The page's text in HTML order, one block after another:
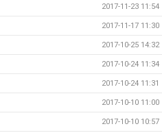
2017-11-23 11:54
2017-11-17 11:30
2017-10-25 14:32
2017-10-24 11:34
2017-10-24 11:31
2017-10-10 11:00
2017-10-10 10:57